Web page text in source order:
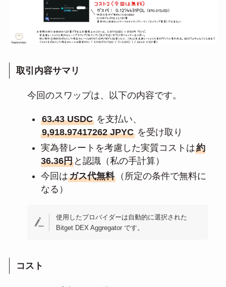
取引内容サマリ
今回のスワップは、以下の内容です。
63.43 USDCを支払い、
9,918.97417262 JPYCを受け取り
実為替レートを考慮した実質コストは約
36.36円と認識（私の手計算）
今回はガス代無料（所定の条件で無料に
なる）
使用したプロバイダーは自動的に選択された
Bitget DEX Aggregator です。
コスト